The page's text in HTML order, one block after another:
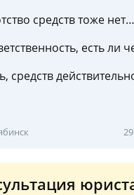
средств тоже нет…
есть ли
средств